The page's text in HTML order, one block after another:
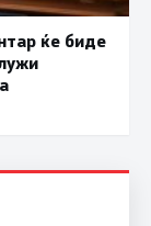
ќе биде